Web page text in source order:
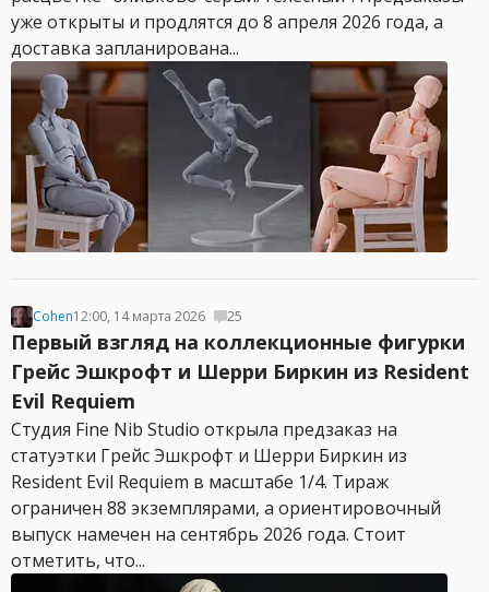
уже открыты и продлятся до 8 апреля 2026 года, а
доставка запланирована...
Cohen12:00, 14 марта 2026 25
Первый взгляд на коллекционные фигурки
Грейс Эшкрофт и Шерри Биркин из Resident
Evil Requiem
Студия Fine Nib Studio открыла предзаказ на
статуэтки Грейс Эшкрофт и Шерри Биркин из
Resident Evil Requiem в масштабе 1/4. Тираж
ограничен 88 экземплярами, а ориентировочный
выпуск намечен на сентябрь 2026 года. Стоит
отметить, что...